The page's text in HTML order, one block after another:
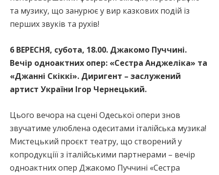
та музику, що занурює у вир казкових подій із
перших звуків та рухів!
6 ВЕРЕСНЯ, субота, 18.00. Джакомо Пуччині.
Вечір одноактних опер: «Сестра Анджеліка» та
«Джанні Скіккі». Диригент – заслужений
артист України Ігор Чернецький.
Цього вечора на сцені Одеської опери знов
звучатиме улюблена одеситами італійська музика!
Мистецький проєкт театру, що створений у
копродукціїї з італійськими партнерами – вечір
одноактних опер Джакомо Пуччині «Сестра